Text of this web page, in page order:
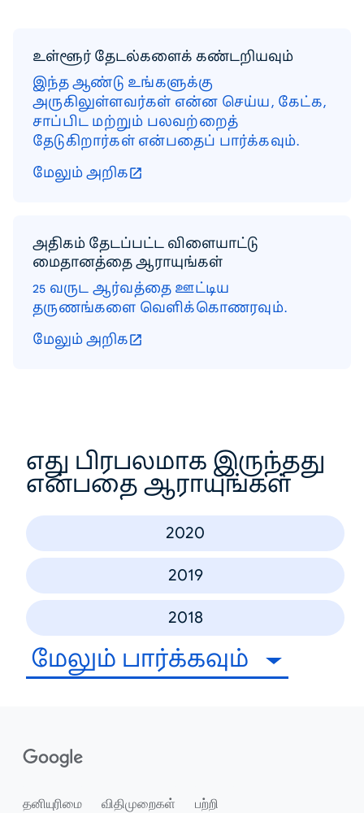
உள்ளூர் தேடல்களைக் கண்டறியவும்
இந்த ஆண்டு உங்களுக்கு
அருகிலுள்ளவர்கள் என்ன செய்ய, கேட்க,
சாப்பிட மற்றும் பலவற்றைத்
தேடுகிறார்கள் என்பதைப் பார்க்கவும்.
மேலும் அறிக
அதிகம் தேடப்பட்ட விளையாட்டு
மைதானத்தை ஆராயுங்கள்
25 வருட ஆர்வத்தை ஊட்டிய
தருணங்களை வெளிக்கொணரவும்.
மேலும் அறிக
எது பிரபலமாக இருந்தது
என்பதை ஆராயுங்கள்
2020
2019
2018
மேலும் பார்க்கவும்
தனியுரிமை விதிமுறைகள் பற்றி